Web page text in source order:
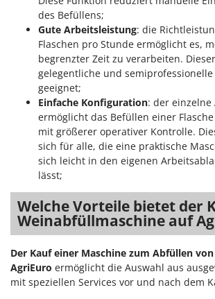
Marina Systems
Master
Mastercook
McCulloch
MCH
Michelin
Mille
Minox
Mockmill
More than chef
MOSA
MOVA
Mowox
des Befüllens;
Gute Arbeitsleistung: die
Flaschen pro Stunde ermöglicht es,
begrenzter Zeit zu verarbeiten.
gelegentliche und
geeignet;
Einfache Konfiguration: der einzelne
ermöglicht das Befüllen einer
mit größerer operativer Kontrolle.
sich für alle, die eine praktische
sich leicht in den eigenen
lässt;
Welche Vorteile bietet der
Weinabfüllmaschine auf
Der Kauf einer Maschine zum Abfüllen
AgriEuro ermöglicht die Auswahl aus
mit speziellen Services vor und nach dem